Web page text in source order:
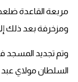
ومزخرفة بعد ذلك
وتم تجديد المسجد
السلطان مولاي